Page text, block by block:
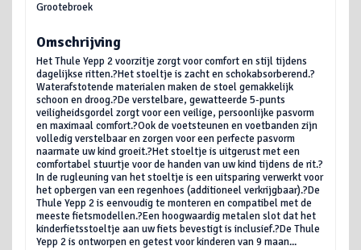
Grootebroek
Omschrijving
Het Thule Yepp 2 voorzitje zorgt voor comfort en stijl tijdens
dagelijkse ritten.?Het stoeltje is zacht en schokabsorberend.?
Waterafstotende materialen maken de stoel gemakkelijk
schoon en droog.?De verstelbare, gewatteerde 5-punts
veiligheidsgordel zorgt voor een veilige, persoonlijke pasvorm
en maximaal comfort.?Ook de voetsteunen en voetbanden zijn
volledig verstelbaar en zorgen voor een perfecte pasvorm
naarmate uw kind groeit.?Het stoeltje is uitgerust met een
comfortabel stuurtje voor de handen van uw kind tijdens de rit.?
In de rugleuning van het stoeltje is een uitsparing verwerkt voor
het opbergen van een regenhoes (additioneel verkrijgbaar).?De
Thule Yepp 2 is eenvoudig te monteren en compatibel met de
meeste fietsmodellen.?Een hoogwaardig metalen slot dat het
kinderfietsstoeltje aan uw fiets bevestigt is inclusief.?De Thule
Yepp 2 is ontworpen en getest voor kinderen van 9 maan...